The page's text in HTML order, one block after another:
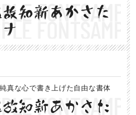
知新あかさた
真な心で書き上げた自由な書体
知新あかさた